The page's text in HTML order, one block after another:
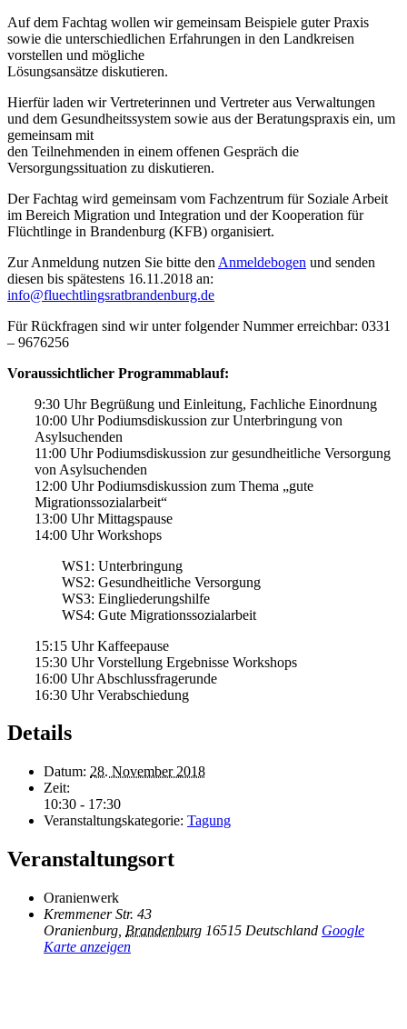
Auf dem Fachtag wollen wir gemeinsam Beispiele guter Praxis
sowie die unterschiedlichen Erfahrungen in den Landkreisen
vorstellen und mögliche
Lösungsansätze diskutieren.
Hierfür laden wir Vertreterinnen und Vertreter aus Verwaltungen
und dem Gesundheitssystem sowie aus der Beratungspraxis ein, um
gemeinsam mit
den Teilnehmenden in einem offenen Gespräch die
Versorgungssituation zu diskutieren.
Der Fachtag wird gemeinsam vom Fachzentrum für Soziale Arbeit
im Bereich Migration und Integration und der Kooperation für
Flüchtlinge in Brandenburg (KFB) organisiert.
Zur Anmeldung nutzen Sie bitte den Anmeldebogen und senden
diesen bis spätestens 16.11.2018 an:
info@fluechtlingsratbrandenburg.de
Für Rückfragen sind wir unter folgender Nummer erreichbar: 0331
– 9676256
Voraussichtlicher Programmablauf:
9:30 Uhr Begrüßung und Einleitung, Fachliche Einordnung
10:00 Uhr Podiumsdiskussion zur Unterbringung von
Asylsuchenden
11:00 Uhr Podiumsdiskussion zur gesundheitliche Versorgung
von Asylsuchenden
12:00 Uhr Podiumsdiskussion zum Thema „gute
Migrationssozialarbeit“
13:00 Uhr Mittagspause
14:00 Uhr Workshops
WS1: Unterbringung
WS2: Gesundheitliche Versorgung
WS3: Eingliederungshilfe
WS4: Gute Migrationssozialarbeit
15:15 Uhr Kaffeepause
15:30 Uhr Vorstellung Ergebnisse Workshops
16:00 Uhr Abschlussfragerunde
16:30 Uhr Verabschiedung
Details
Datum: 28. November 2018
Zeit:
10:30 - 17:30
Veranstaltungskategorie: Tagung
Veranstaltungsort
Oranienwerk
Kremmener Str. 43
Oranienburg Brandenburg 16515 Deutschland Google
Karte anzeigen